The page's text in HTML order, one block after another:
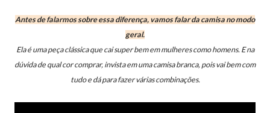
Antes de falarmos sobre essa diferença, vamos falar da camisa no modo
geral.
Ela é uma peça clássica que cai super bem em mulheres como homens. Ena
dúvida de qual cor comprar, invista em uma camisa branca, pois vai bem com
tudo e dá para fazer várias combinações.